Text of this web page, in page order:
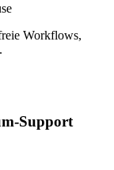
Workflows,
Support